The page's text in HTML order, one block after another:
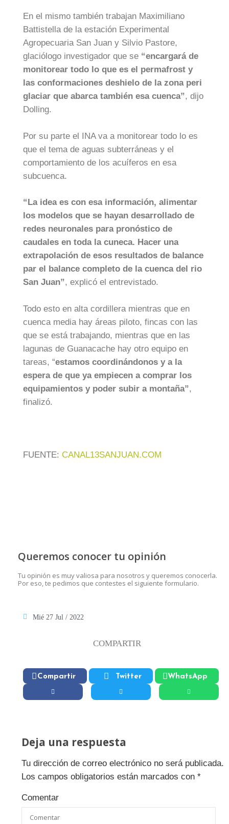
En el mismo también trabajan Maximiliano
Battistella de la estación Experimental
Agropecuaria San Juan y Silvio Pastore,
glaciólogo investigador que se “encargará de
monitorear todo lo que es el permafrost y
las conformaciones deshielo de la zona peri
glaciar que abarca también esa cuenca”, dijo
Dolling.
Por su parte el INA va a monitorear todo lo es
que el tema de aguas subterráneas y el
comportamiento de los acuíferos en esa
subcuenca.
“La idea es con esa información, alimentar
los modelos que se hayan desarrollado de
redes neuronales para pronóstico de
caudales en toda la cuneca. Hacer una
extrapolación de esos resultados de balance
par el balance completo de la cuenca del rio
San Juan”, explicó el entrevistado.
Todo esto en alta cordillera mientras que en
cuenca media hay áreas piloto, fincas con las
que se está trabajando, mientras que en las
lagunas de Guanacache hay otro equipo en
tareas, “estamos coordinándonos y a la
espera de que ya empiecen a comprar los
equipamientos y poder subir a montaña”,
finalizó.
FUENTE: CANAL13SANJUAN.COM
Queremos conocer tu opinión
Tu opinión es muy valiosa para nosotros y queremos conocerla.
Por eso, te pedimos que contestes el siguiente formulario.
Mié 27 Jul / 2022
COMPARTIR
Compartir Twitter WhatsApp
Deja una respuesta
Tu dirección de correo electrónico no será publicada.
Los campos obligatorios están marcados con *
Comentar